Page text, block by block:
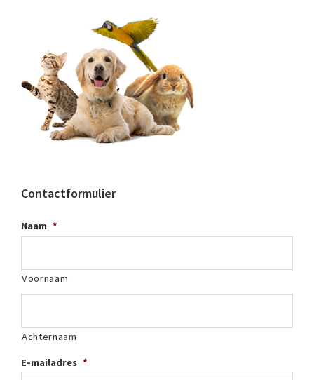
Contactformulier
Naam *
Voornaam
Achternaam
E-mailadres *